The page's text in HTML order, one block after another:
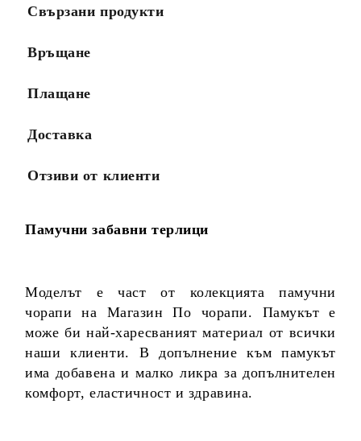
Свързани продукти
Връщане
Плащане
Доставка
Отзиви от клиенти
Памучни забавни терлици
Моделът е част от колекцията памучни
чорапи на Магазин По чорапи. Памукът е
може би най-харесваният материал от всички
наши клиенти. В допълнение към памукът
има добавена и малко ликра за допълнителен
комфорт, еластичност и здравина.